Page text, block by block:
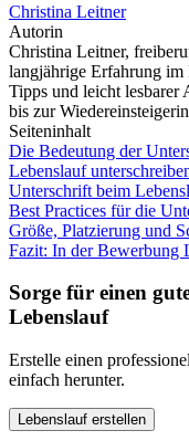
Christina Leitner
Autorin
Christina Leitner,
langjährige Erfahrung
Tipps und leicht lesbarer
bis zur
Seiteninhalt
Die Bedeutung der
Lebenslauf
Unterschrift beim
Best Practices für die
Größe, Platzierung und
Fazit: In der Bewerbung
Sorge für einen
Lebenslauf
Erstelle einen
einfach herunter.
Lebenslauf erstellen